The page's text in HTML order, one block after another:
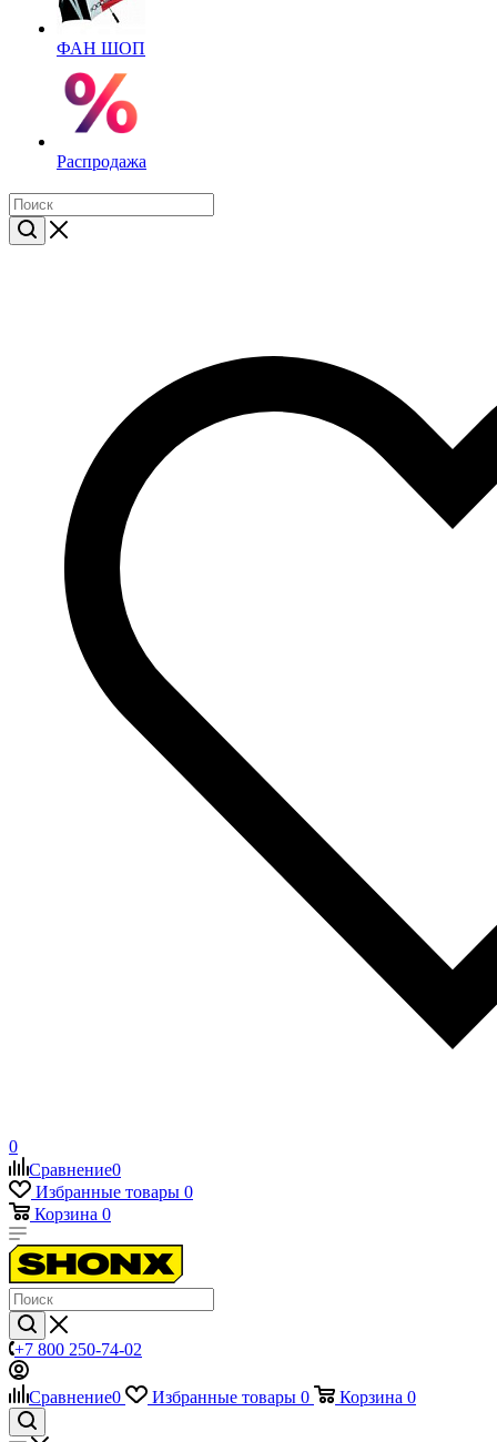
ФАН ШОП
Распродажа
0
Сравнение0
Избранные товары 0
Корзина 0
+7 800 250-74-02
Сравнение0 Избранные товары 0 Корзина 0